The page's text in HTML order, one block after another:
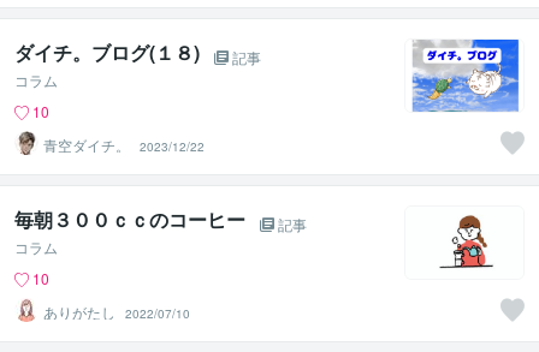
ダイチ。ブログ(１８)
記事
コラム
10
青空ダイチ。
2023/12/22
毎朝３００ｃｃのコーヒー
記事
コラム
10
ありがたし
2022/07/10